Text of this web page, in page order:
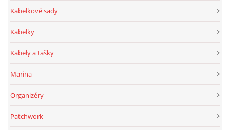
Kabelkové sady
Kabelky
Kabely a tašky
Marina
Organizéry
Patchwork